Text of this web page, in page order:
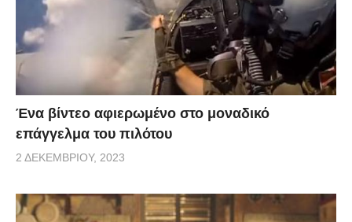
Ένα βίντεο αφιερωμένο στο μοναδικό
επάγγελμα του πιλότου
2 ΔΕΚΕΜΒΡΊΟΥ, 2023